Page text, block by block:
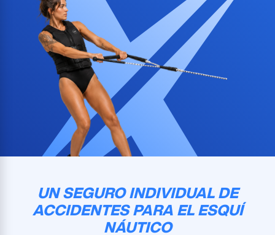
UN SEGURO INDIVIDUAL DE
ACCIDENTES PARA EL ESQUÍ
NÁUTICO